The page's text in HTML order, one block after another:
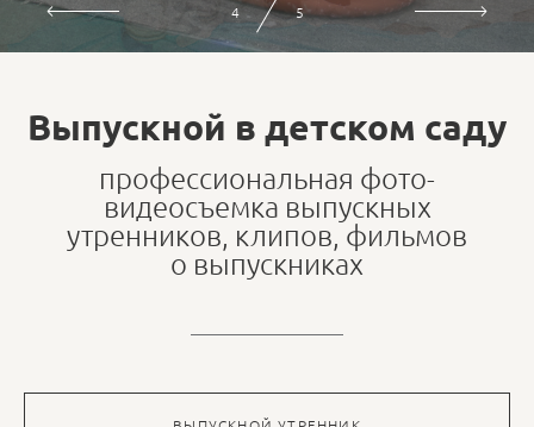
5 5
Выпускной в детском саду
профессиональная фото-
видеосъемка выпускных
утренников, клипов, фильмов
о выпускниках